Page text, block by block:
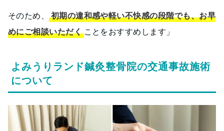
そのため、初期の違和感や軽い不快感の段階でも、お早
めにご相談いただくことをおすすめします」
よみうりランド鍼灸整骨院の交通事故施術
について